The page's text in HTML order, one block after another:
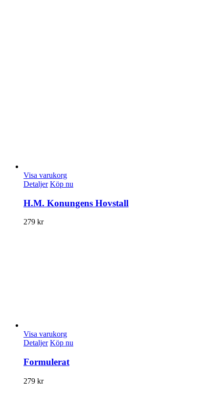
Visa varukorg
Detaljer Köp nu
H.M. Konungens Hovstall
279 kr
Visa varukorg
Detaljer Köp nu
Formulerat
279 kr